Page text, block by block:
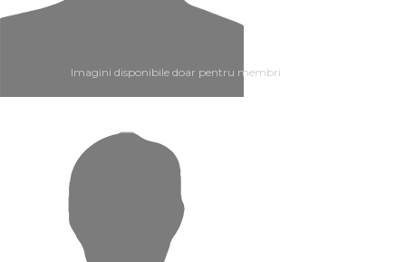
Imagini disponibile doar pentru membri